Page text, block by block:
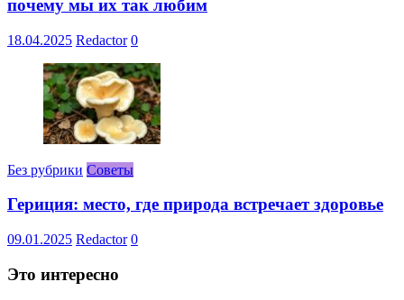
почему мы их так любим
18.04.2025 Redactor 0
Без рубрики Советы
Гериция: место, где природа встречает здоровье
09.01.2025 Redactor 0
Это интересно